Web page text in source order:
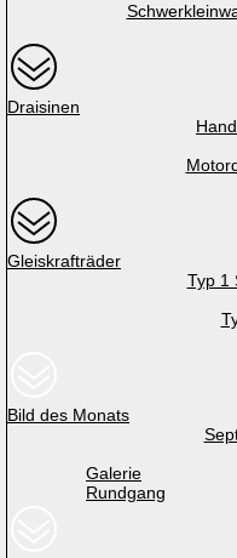
Draisinen
Gleiskrafträder
Typ 1
Bild des Monats
Galerie
Rundgang